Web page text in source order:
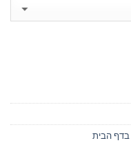
בדף הבית